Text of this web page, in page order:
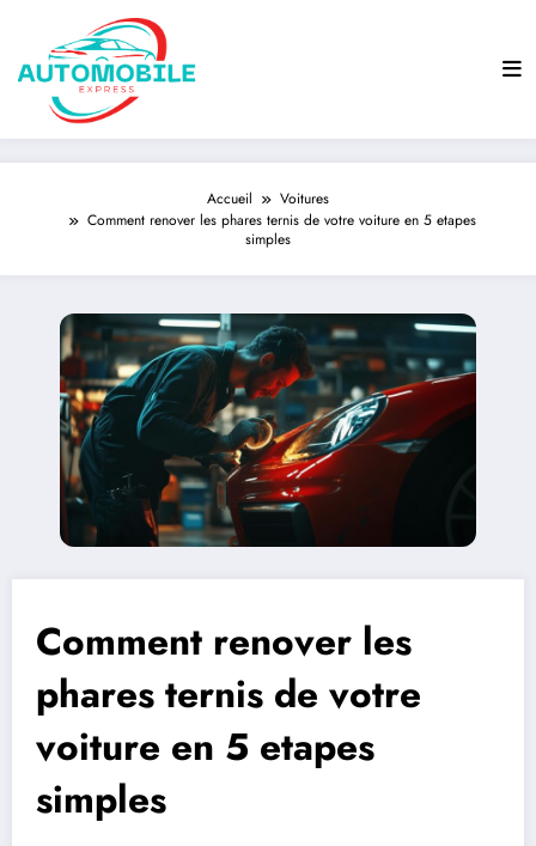
Accueil
Voitures
Comment renover les phares ternis de votre voiture en 5 etapes
simples
Comment renover les
phares ternis de votre
voiture en 5 etapes
simples